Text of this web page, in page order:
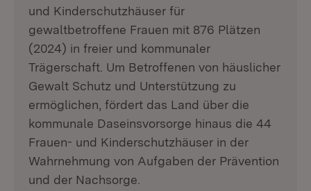
und Kinderschutzhäuser für
gewaltbetroffene Frauen mit 876 Plätzen
(2024) in freier und kommunaler
Trägerschaft. Um Betroffenen von häuslicher
Gewalt Schutz und Unterstützung zu
ermöglichen, fördert das Land über die
kommunale Daseinsvorsorge hinaus die 44
Frauen- und Kinderschutzhäuser in der
Wahrnehmung von Aufgaben der Prävention
und der Nachsorge.